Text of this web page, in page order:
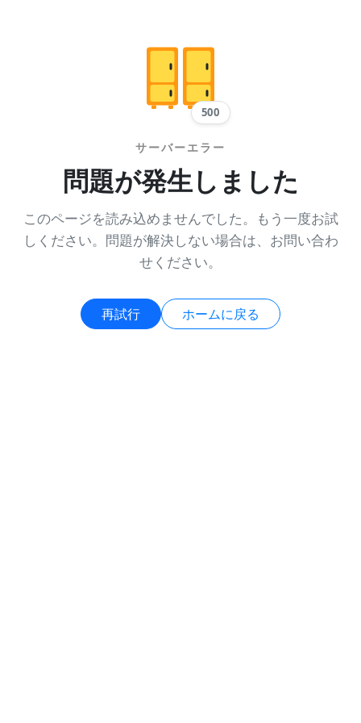
500
サーバーエラー
問題が発生しました
このページを読み込めませんでした。もう一度お試
しください。問題が解決しない場合は、お問い合わ
せください。
再試行 ホームに戻る